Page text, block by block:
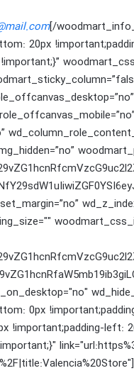
[/
20px
0px
!important;padding-